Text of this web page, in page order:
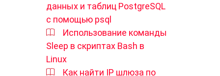
данных и таблиц PostgreSQL
с помощью psql
Использование команды
Sleep в скриптах Bash в
Linux
Как найти IP шлюза по